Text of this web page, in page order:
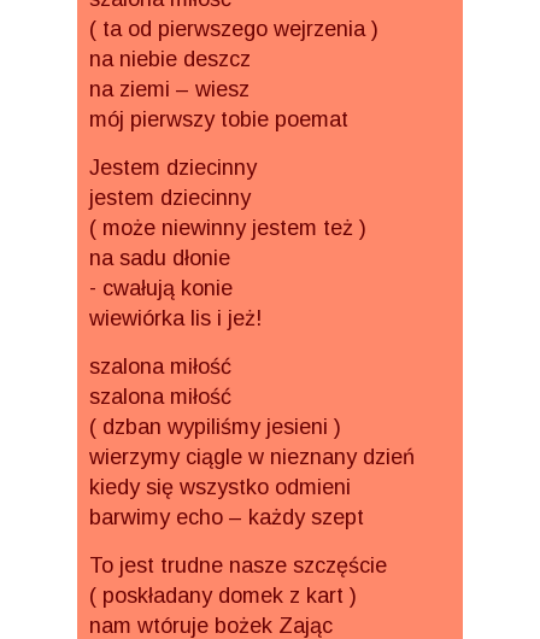
( ta od pierwszego wejrzenia )
na niebie deszcz
na ziemi – wiesz
mój pierwszy tobie poemat
Jestem dziecinny
jestem dziecinny
( może niewinny jestem też )
na sadu dłonie
- cwałują konie
wiewiórka lis i jeż!
szalona miłość
szalona miłość
( dzban wypiliśmy jesieni )
wierzymy ciągle w nieznany dzień
kiedy się wszystko odmieni
barwimy echo – każdy szept
To jest trudne nasze szczęście
( poskładany domek z kart )
nam wtóruje bożek Zając